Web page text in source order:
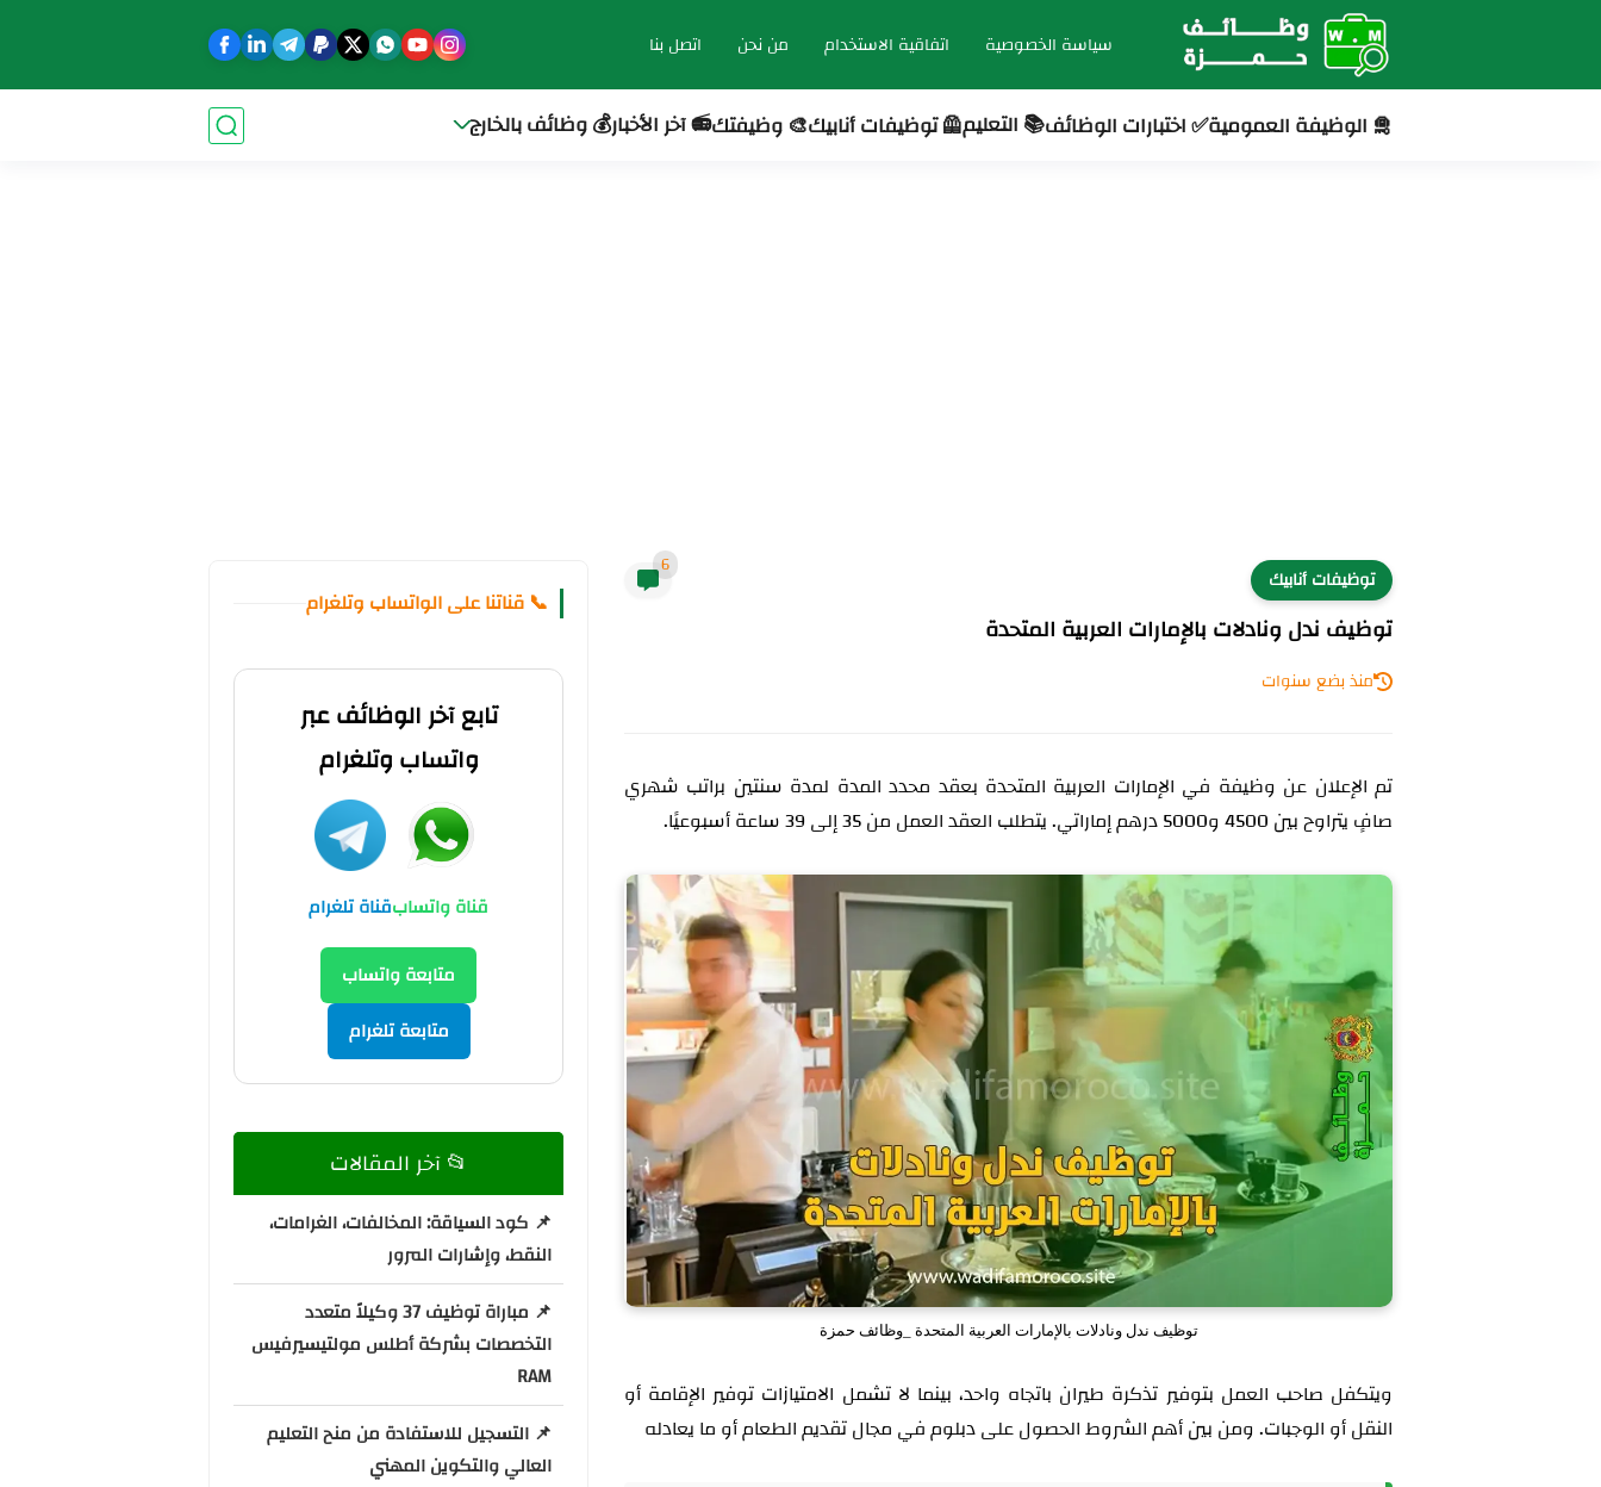
سياسة الخصوصية اتفاقية الاستخدام من نحن اتصل بنا
🛅 الوظيفة العمومية✅ اختبارات الوظائف📚 التعليم🦺 توظيفات أنابيك🎨 وظيفتك📻 آخر الأخبار💰 وظائف بالخارج
توظيفات أنابيك 6
توظيف ندل ونادلات بالإمارات العربية المتحدة
منذ بضع سنوات
تم الإعلان عن وظيفة في الإمارات العربية المتحدة بعقد محدد المدة لمدة سنتين براتب شهري
صافٍ يتراوح بين 4500 و5000 درهم إماراتي. يتطلب العقد العمل من 35 إلى 39 ساعة أسبوعيًا.
توظيف ندل ونادلات بالإمارات العربية المتحدة _وظائف حمزة
ويتكفل صاحب العمل بتوفير تذكرة طيران باتجاه واحد، بينما لا تشمل الامتيازات توفير الإقامة أو
النقل أو الوجبات. ومن بين أهم الشروطالحصول على دبلوم في مجال تقديم الطعام أو ما يعادله
📞 قناتنا على الواتساب وتلغرام
تابع آخر الوظائف عبر
واتساب وتلغرام
قناة واتسابقناة تلغرام
متابعة واتساب
متابعة تلغرام
📂 آخر المقالات
📌 كود السياقة: المخالفات، الغرامات،
النقط، وإشارات المرور
📌 مباراة توظيف 37 وكيلاً متعدد
التخصصات بشركة أطلس مولتيسيرفيس
RAM
📌 التسجيل للاستفادة من منح التعليم
العالي والتكوين المهني